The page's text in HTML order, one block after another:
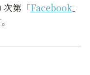
次第「Facebook 」